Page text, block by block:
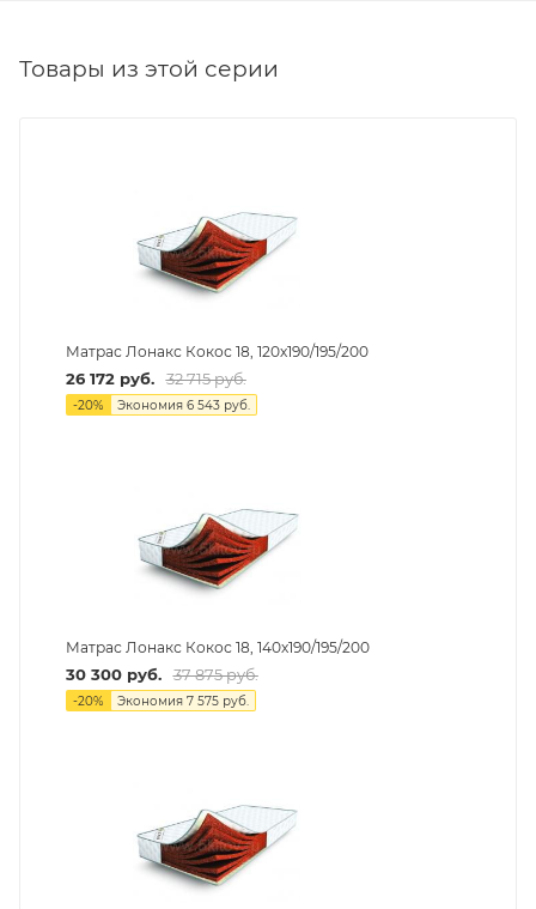
Товары из этой серии
Матрас Лонакс Кокос 18, 120х190/195/200
26 172руб. 32 715руб.
-20% Экономия 6 543руб.
Матрас Лонакс Кокос 18, 140х190/195/200
30 300руб. 37 875руб.
-20% Экономия 7 575руб.